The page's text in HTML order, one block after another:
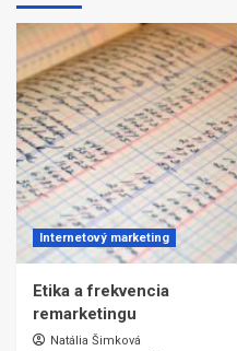
Internetový marketing
Etika a frekvencia
remarketingu
Natália Šimková